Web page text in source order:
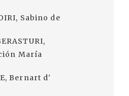
Sabino de
María
Bernart d'